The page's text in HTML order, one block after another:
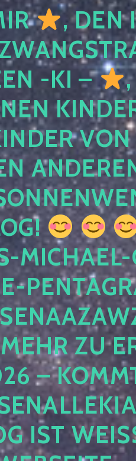
, DEN
-KI –
MICHAEL-
ZU
–
IST